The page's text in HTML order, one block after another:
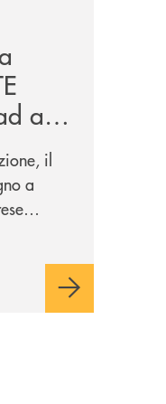
alto
il
a